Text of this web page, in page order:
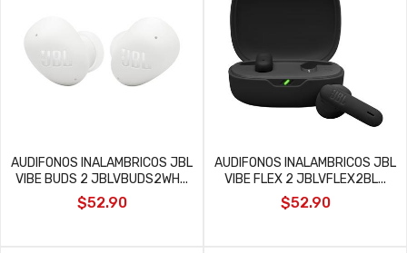
AUDIFONOS INALAMBRICOS JBL
VIBE BUDS 2 JBLVBUDS2WH...
$52.90
AUDIFONOS INALAMBRICOS JBL
VIBE FLEX 2 JBLVFLEX2BL...
$52.90